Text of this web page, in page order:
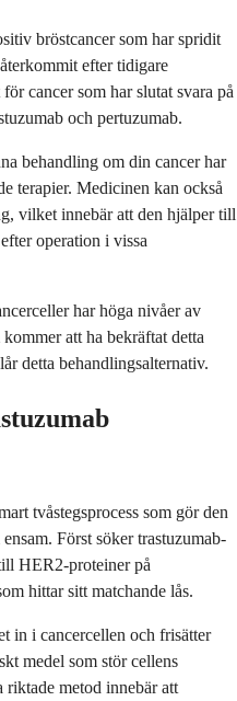
bröstcancer som har spridit
efter tidigare
cancer som har slutat svara på
och pertuzumab.
behandling om din cancer har
terapier. Medicinen kan också
vilket innebär att den hjälper till
operation i vissa
har höga nivåer av
att ha bekräftat detta
detta behandlingsalternativ.
tvåstegsprocess som gör den
Först söker trastuzumab-
HER2-proteiner på
hittar sitt matchande lås.
in i cancercellen och frisätter
medel som stör cellens
riktade metod innebär att